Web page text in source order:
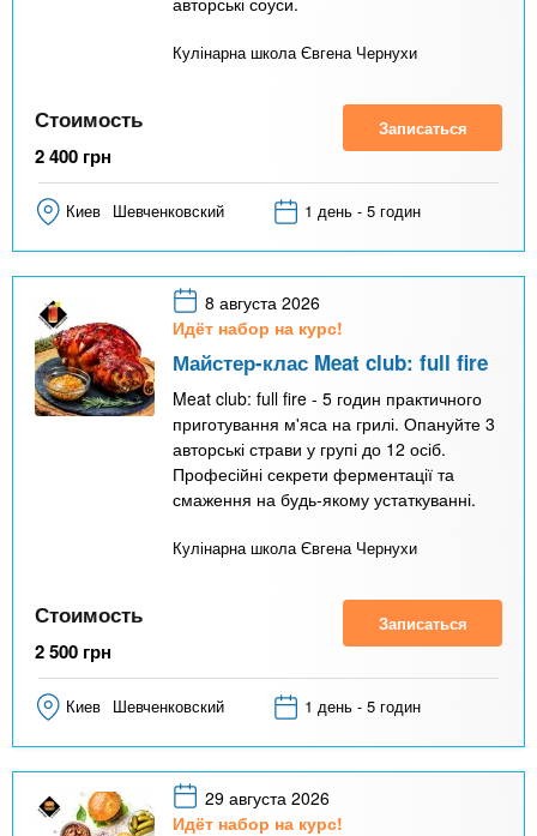
Кулінарна школа Євгена Чернухи
Стоимость
2 400 грн
Записаться
Киев Шевченковский 1 день - 5 годин
8 августа 2026
Идёт набор на курс!
Майстер-клас Meat club: full fire
Meat club: full fire - 5 годин практичного
приготування м'яса на грилі. Опануйте 3
авторські страви у групі до 12 осіб.
Професійні секрети ферментації та
смаження на будь-якому устаткуванні.
Кулінарна школа Євгена Чернухи
Стоимость
2 500 грн
Записаться
Киев Шевченковский 1 день - 5 годин
29 августа 2026
Идёт набор на курс!